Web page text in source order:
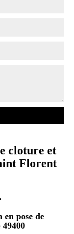
cloture et
Florent
en pose de